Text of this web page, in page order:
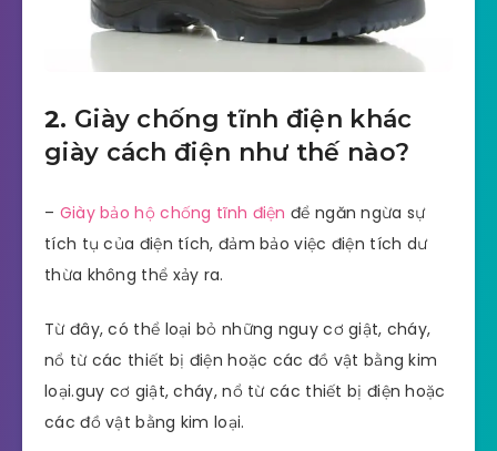
2. Giày chống tĩnh điện khác
giày cách điện như thế nào?
– Giày bảo hộ chống tĩnh điện để ngăn ngừa sự
tích tụ của điện tích, đảm bảo việc điện tích dư
thừa không thể xảy ra.
Từ đây, có thể loại bỏ những nguy cơ giật, cháy,
nổ từ các thiết bị điện hoặc các đồ vật bằng kim
loại.guy cơ giật, cháy, nổ từ các thiết bị điện hoặc
các đồ vật bằng kim loại.